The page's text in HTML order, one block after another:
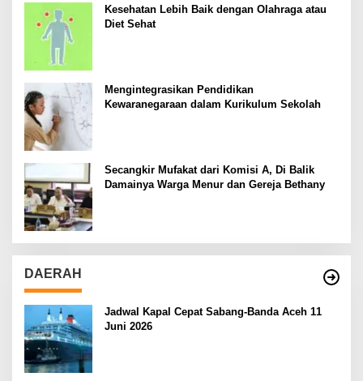
Kesehatan Lebih Baik dengan Olahraga atau
Diet Sehat
Mengintegrasikan Pendidikan
Kewaranegaraan dalam Kurikulum Sekolah
Secangkir Mufakat dari Komisi A, Di Balik
Damainya Warga Menur dan Gereja Bethany
DAERAH
Jadwal Kapal Cepat Sabang-Banda Aceh 11
Juni 2026